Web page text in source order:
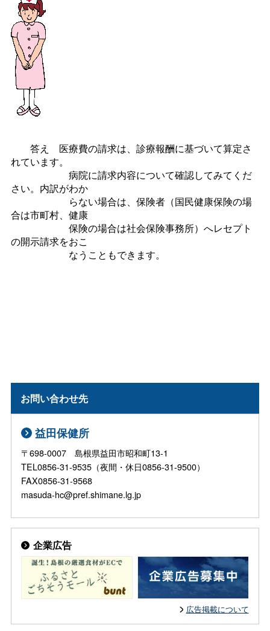
答え 医療費の請求は、診療報酬に基づいて算定さ
れています。
病院に請求内容について確認してみてくだ
さい。内訳がわか
らない場合は、保険者（国民健康保険の場
合は市町村、健康
保険の場合は社会保険事務所）へレセプト
の開示請求をおこ
なうこともできます。
お問い合わせ先
益田保健所
〒698-0007 島根県益田市昭和町13-1
TEL0856-31-9535（夜間・休日0856-31-9500）
FAX0856-31-9568
masuda-hc@pref.shimane.lg.jp
企業広告
広告掲載について